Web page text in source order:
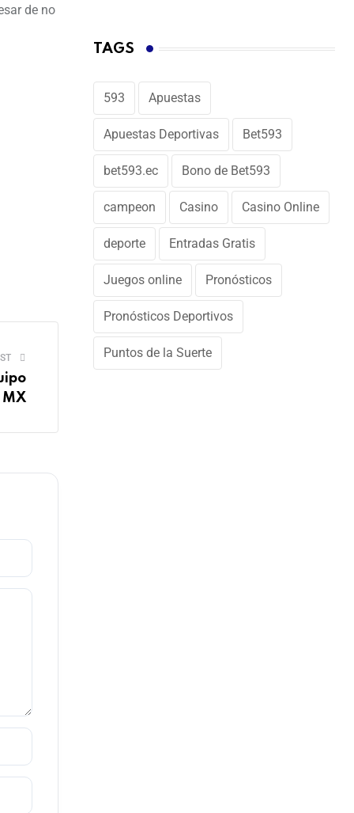
de no
TAGS
593 Apuestas
Apuestas Deportivas Bet593
bet593.ec Bono de Bet593
campeon Casino Casino Online
deporte Entradas Gratis
Juegos online Pronósticos
Pronósticos Deportivos
Puntos de la Suerte